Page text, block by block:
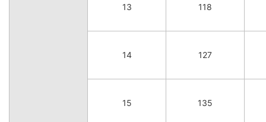
13 118
14 127
15 135